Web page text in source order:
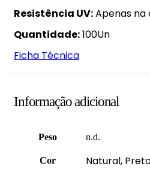
Resistência UV:Apenas
Quantidade:100Un
Ficha Técnica
Informação adicional
Peso n.d.
Cor Natural,